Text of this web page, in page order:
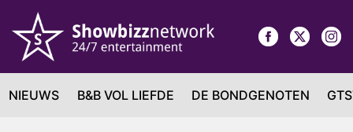
NIEUWS B&B VOL LIEFDE DE BONDGENOTEN